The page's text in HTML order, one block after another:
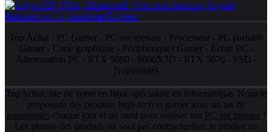
Top Achat : PC Gamer- PC sur mesure - Processeur- PC portable
Gamer - Carte graphique - Périphériques Gamer - Ecran PC -
Alimentation PC - RTX 5080 - 9800X3D - RTX 5070 - SSD -
Nouveautés
TopAchat, site de vente en ligne spécialiste en informatique. Nous te
proposons des produits high-tech et gamer avec un tas de
nouveautés chaque jour et un outil pour réaliser ton PC sur mesure !
Les photos des produits ne sont pas contractuelles; le produit ne